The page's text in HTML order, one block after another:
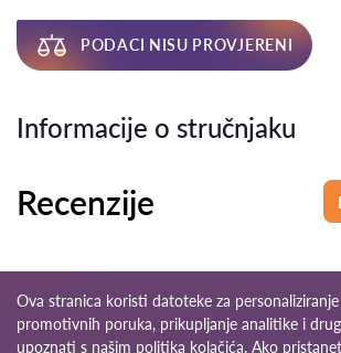
PODACI NISU PROVJERENI
Informacije o stručnjaku
Recenzije
Ova stranica koristi datoteke za personaliziranje
promotivnih poruka, prikupljanje analitike i
upoznati s našim politika kolačića. Ako